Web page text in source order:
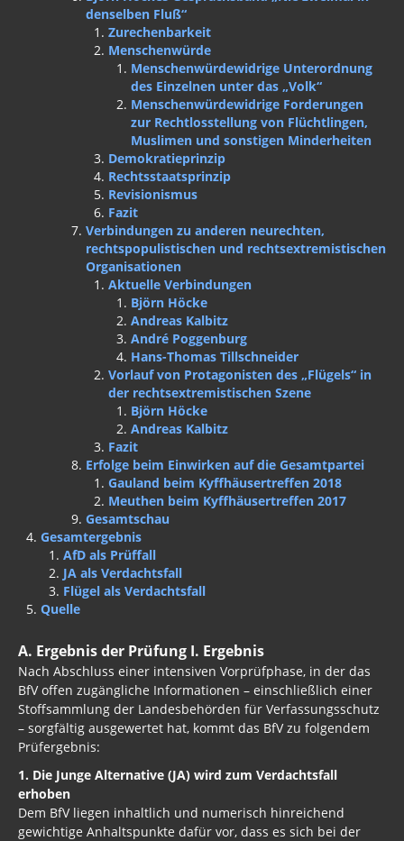
denselben Fluß“
Zurechenbarkeit
Menschenwürde
Menschenwürdewidrige Unterordnung
des Einzelnen unter das „Volk“
Menschenwürdewidrige Forderungen
zur Rechtlosstellung von Flüchtlingen,
Muslimen und sonstigen Minderheiten
Demokratieprinzip
Rechtsstaatsprinzip
Revisionismus
Fazit
Verbindungen zu anderen neurechten,
rechtspopulistischen und rechtsextremistischen
Organisationen
Aktuelle Verbindungen
Björn Höcke
Andreas Kalbitz
André Poggenburg
Hans-Thomas Tillschneider
Vorlauf von Protagonisten des „Flügels“ in
der rechtsextremistischen Szene
Björn Höcke
Andreas Kalbitz
Fazit
Erfolge beim Einwirken auf die Gesamtpartei
Gauland beim Kyffhäusertreffen 2018
Meuthen beim Kyffhäusertreffen 2017
Gesamtschau
Gesamtergebnis
AfD als Prüffall
JA als Verdachtsfall
Flügel als Verdachtsfall
Quelle
A. Ergebnis der Prüfung I. Ergebnis
Nach Abschluss einer intensiven Vorprüfphase, in der das
BfV offen zugängliche Informationen – einschließlich einer
Stoffsammlung der Landesbehörden für Verfassungsschutz
– sorgfältig ausgewertet hat, kommt das BfV zu folgendem
Prüfergebnis:
1. Die Junge Alternative (JA) wird zum Verdachtsfall
erhoben
Dem BfV liegen inhaltlich und numerisch hinreichend
gewichtige Anhaltspunkte dafür vor, dass es sich bei der